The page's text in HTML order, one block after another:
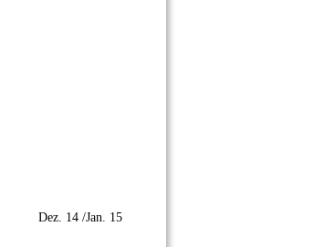
Dez. 14 /Jan. 15